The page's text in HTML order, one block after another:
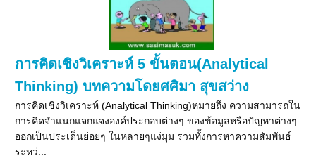
การคิดเชิงวิเคราะห์ 5 ขั้นตอน(Analytical
Thinking) บทความโดยศศิมา สุขสว่าง
การคิดเชิงวิเคราะห์ (Analytical Thinking)หมายถึง ความสามารถใน
การคิดจำแนกแจกแจงองค์ประกอบต่างๆ ของข้อมูลหรือปัญหาต่างๆ
ออกเป็นประเด็นย่อยๆ ในหลายๆแง่มุม รวมทั้งการหาความสัมพันธ์
ระหว่...